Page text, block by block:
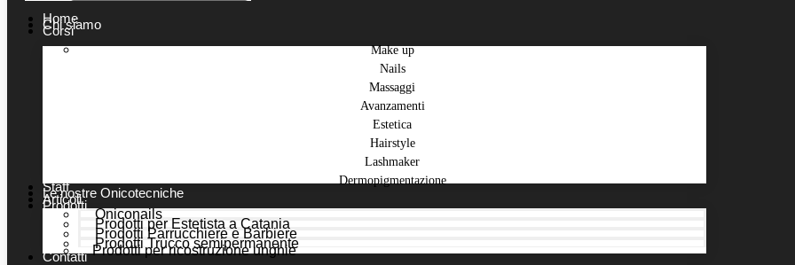
Home
Chi siamo
Corsi
Make up
Nails
Massaggi
Avanzamenti
Estetica
Hairstyle
Lashmaker
Dermopigmentazione
Staff
Le nostre Onicotecniche
Articoli
Prodotti
Oniconails
Prodotti per Estetista a Catania
Prodotti Parrucchiere e Barbiere
Prodotti Trucco semipermanente
Prodotti per ricostruzione unghie
Contatti